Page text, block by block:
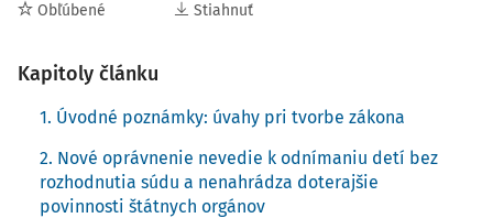
ďalšieho závažnému útoku. Okrem toho policajt nemá v
úroveň stavu dieťaťa a na túto činnosť nemá ani potrebné
vzdelanie.
Jediným možným riešením, ako upraviť v ústavných
medziach praxou identifikovaný vážny problém je preveriť
stav dieťaťavstupom zástupcu orgánu sociálnoprávnej
Obľúbené Stiahnuť
Kapitoly článku
1. Úvodné poznámky: úvahy pri tvorbe zákona
2. Nové oprávnenie nevedie k odnímaniu detí bez
rozhodnutia súdu a nenahrádza doterajšie
povinnosti štátnych orgánov